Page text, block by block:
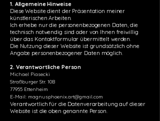
1. Allgemeine Hinweise
Diese Website dient der Präsentation meiner
künstlerischen Arbeiten.
Ich erhebe nur die personenbezogenen Daten, die
technisch notwendig sind oder von Ihnen freiwillig
über das Kontaktformular übermittelt werden.
Die Nutzung dieser Website ist grundsätzlich ohne
Angabe personenbezogener Daten möglich.
2. Verantwortliche Person
Michael Piasecki
Straßburger Str. 10B
77955 Ettenheim
E-Mail: magnusphoenix.art@gmail.com
Verantwortlich für die Datenverarbeitung auf dieser
Website ist die oben genannte Person.